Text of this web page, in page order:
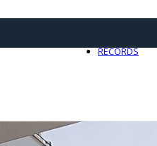
0
RECORDS